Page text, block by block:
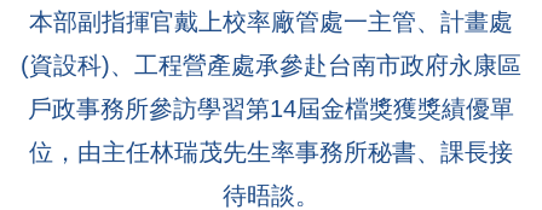
本部副指揮官戴上校率廠管處一主管、計畫處
(資設科)、工程營產處承參赴台南市政府永康區
戶政事務所參訪學習第14屆金檔獎獲獎績優單
位，由主任林瑞茂先生率事務所秘書、課長接
待晤談。